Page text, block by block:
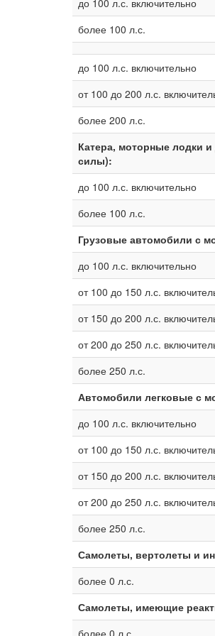
до 100 л.с. включительно
более 100 л.с.
до 100 л.с. включительно
от 100 до 200 л.с.
более 200 л.с.
Катера, моторные лодки
силы):
до 100 л.с. включительно
более 100 л.с.
Грузовые автомобили с
до 100 л.с. включительно
от 100 до 150 л.с.
от 150 до 200 л.с.
от 200 до 250 л.с.
более 250 л.с.
Автомобили легковые с
до 100 л.с. включительно
от 100 до 150 л.с.
от 150 до 200 л.с.
от 200 до 250 л.с.
более 250 л.с.
Самолеты, вертолеты и
более 0 л.с.
Самолеты, имеющие
более 0 л.с.